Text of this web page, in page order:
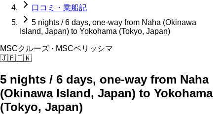
口コミ・乗船記
5 nights / 6 days, one-way from Naha (Okinawa
Island, Japan) to Yokohama (Tokyo, Japan)
MSCクルーズ · MSCベリッシマ
🇯🇵🇹🇼
5 nights / 6 days, one-way from Naha
(Okinawa Island, Japan) to Yokohama
(Tokyo, Japan)